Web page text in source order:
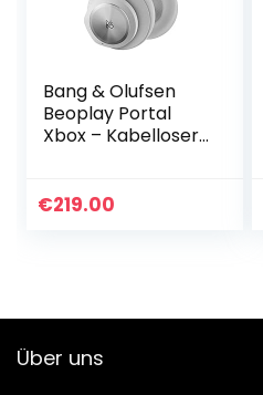
Bang & Olufsen
Beoplay Portal
Xbox – Kabelloser
Cancelling Gaming
Atmos Kopfhörer
Grey Mist
€219.00
Über uns